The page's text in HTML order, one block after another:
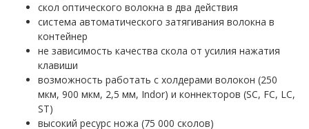
скол оптического волокна в два действия
система автоматического затягивания волокна в
контейнер
не зависимость качества скола от усилия нажатия
клавиши
возможность работать с холдерами волокон (250
мкм, 900 мкм, 2,5 мм, Indor) и коннекторов (SC, FC, LC,
ST)
высокий ресурс ножа (75 000 сколов)